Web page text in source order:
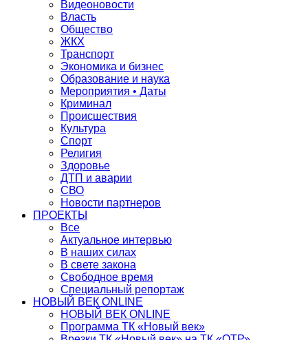
Видеоновости
Власть
Общество
ЖКХ
Транспорт
Экономика и бизнес
Образование и наука
Мероприятия • Даты
Криминал
Происшествия
Культура
Спорт
Религия
Здоровье
ДТП и аварии
СВО
Новости партнеров
ПРОЕКТЫ
Все
Актуальное интервью
В наших силах
В свете закона
Свободное время
Специальный репортаж
НОВЫЙ ВЕК ONLINE
НОВЫЙ ВЕК ONLINE
Программа ТК «Новый век»